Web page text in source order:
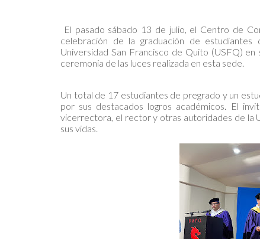
El pasado sábado 13 de julio, el Centro de
celebración de la graduación de
Universidad San Francisco de Quito (USFQ)
ceremonia de las luces realizada en esta sede.
Un total de 17 estudiantes de pregrado y un
por sus destacados logros académicos. El
vicerrectora, el rector y otras autoridades de la
sus vidas.